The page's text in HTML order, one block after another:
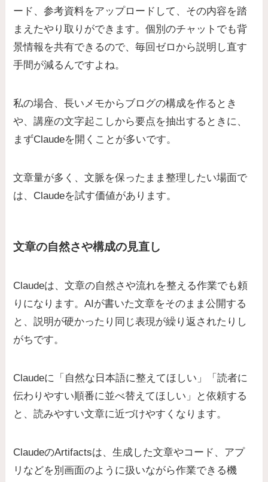
ード、参考資料をアップロードして、その内容を踏
まえたやり取りができます。個別のチャットでも背
景情報を共有できるので、毎回ゼロから説明し直す
手間が減るんですよね。
私の場合、長いメモからブログの構成を作るとき
や、講座の文字起こしから要点を抽出するときに、
まずClaudeを開くことが多いです。
文章量が多く、文脈を保ったまま整理したい場面で
は、Claudeを試す価値があります。
文章の自然さや構成の見直し
Claudeは、文章の自然さや流れを整える作業でも頼
りになります。AIが書いた文章をそのまま公開する
と、説明が硬かったり同じ表現が繰り返されたりし
がちです。
Claudeに「自然な日本語に整えてほしい」「読者に
伝わりやすい順番に並べ替えてほしい」と依頼する
と、読みやすい文章に近づけやすくなります。
ClaudeのArtifactsは、生成した文章やコード、アプ
リなどを別画面のように扱いながら作業できる機